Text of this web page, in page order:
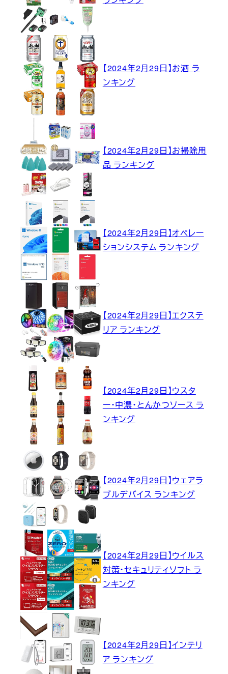
【2024年2月29日】お酒 ラ
ンキング
【2024年2月29日】お掃除用
品 ランキング
【2024年2月29日】オペレー
ションシステム ランキング
【2024年2月29日】エクステ
リア ランキング
【2024年2月29日】ウスタ
ー・中濃・とんかつソース ラ
ンキング
【2024年2月29日】ウェアラ
ブルデバイス ランキング
【2024年2月29日】ウイルス
対策・セキュリティソフト ラ
ンキング
【2024年2月29日】インテリ
ア ランキング